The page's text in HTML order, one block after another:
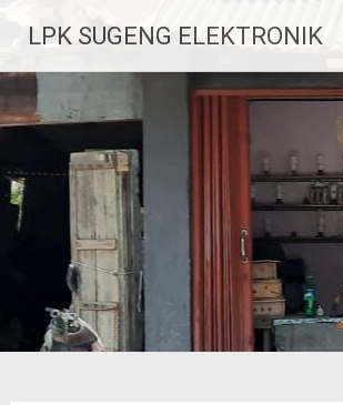
konten
LPK SUGENG ELEKTRONIK